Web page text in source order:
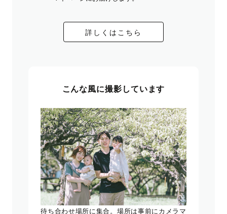
詳しくはこちら
こんな風に撮影しています
待ち合わせ場所に集合。場所は事前にカメラマ